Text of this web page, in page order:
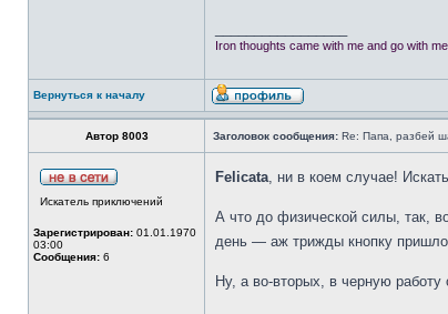
Iron thoughts came with me and go with
Вернуться к началу
Автор 8003 Заголовок сообщения: Re: Папа, разбей
Искатель приключений
Зарегистрирован: 01.01.1970
03:00
Сообщения: 6
Felicata, ни в коем случае!
А что до физической силы, так,
день — аж трижды кнопку
Ну, а во-вторых, в черную